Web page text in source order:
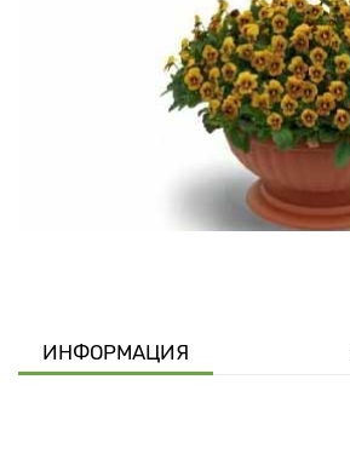
ИНФОРМАЦИЯ